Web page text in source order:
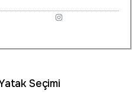
Seçimi